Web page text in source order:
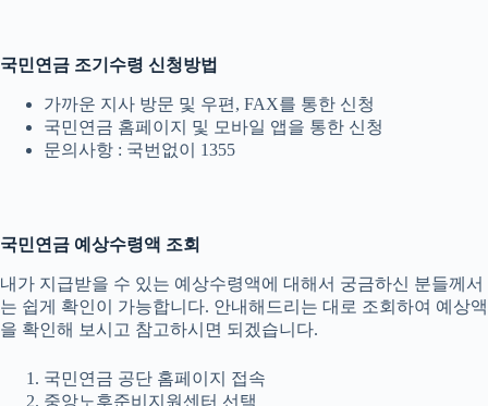
국민연금 조기수령 신청방법
가까운 지사 방문 및 우편, FAX를 통한 신청
국민연금 홈페이지 및 모바일 앱을 통한 신청
문의사항 : 국번없이 1355
국민연금 예상수령액 조회
내가 지급받을 수 있는 예상수령액에 대해서 궁금하신 분들께서
는 쉽게 확인이 가능합니다. 안내해드리는 대로 조회하여 예상액
을 확인해 보시고 참고하시면 되겠습니다.
국민연금 공단 홈페이지 접속
중앙노후준비지원센터 선택